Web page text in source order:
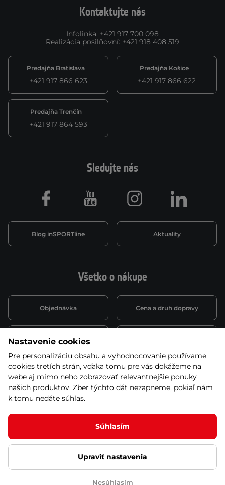
Kontaktujte nás
Infolinka: +421 917 700 098
Realizácia posilňovní: +421 918 408 519
Predajňa Bratislava
+421 917 866 623
Predajňa Košice
+421 917 866 622
Predajňa Trenčín
+421 917 864 593
Všetko o nákupe
Objednávka Cena a druh dopravy
Spôsob platby
Montáž a servis Reklamácie a záruka
Kariéra
Sledujte nás
Blog inSPORTline Aktuality
Facebook Youtube Instagram LinkedIn
© 2026 Stores inSPORTline SK, s.r.o. Všetky práva vyhradené
Ochrana osobných údajov Nastavenie cookies
Nastavenie cookies
Pre personalizáciu obsahu a vyhodnocovanie používame
cookies tretích strán, vďaka tomu pre vás dokážeme na
webe aj mimo neho zobrazovať relevantnejšie ponuky
našich produktov. Zber týchto dát nezapneme, pokiaľ nám
k tomu nedáte súhlas.
Súhlasím
Upraviť nastavenia
Nesúhlasím